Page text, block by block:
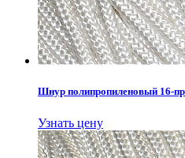
Шнур полипропиленовый 16-
Узнать цену